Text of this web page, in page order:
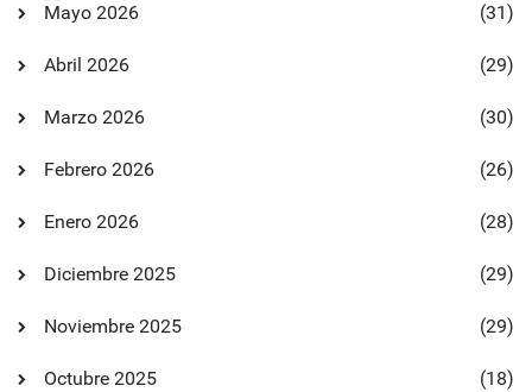
Mayo 2026 (31)
Abril 2026 (29)
Marzo 2026 (30)
Febrero 2026 (26)
Enero 2026 (28)
Diciembre 2025 (29)
Noviembre 2025 (29)
Octubre 2025 (18)